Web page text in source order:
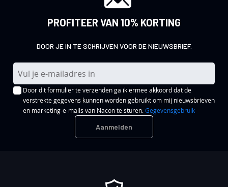
PROFITEER VAN 10% KORTING
DOOR JE IN TE SCHRIJVEN VOOR DE NIEUWSBRIEF.
A
b
o
Door dit formulier te verzenden ga ik ermee akkoord dat de
verstrekte gegevens kunnen worden gebruikt om mij nieuwsbrieven
en marketing-e-mails van Nacon te sturen.Gegevensgebruik
Aanmelden